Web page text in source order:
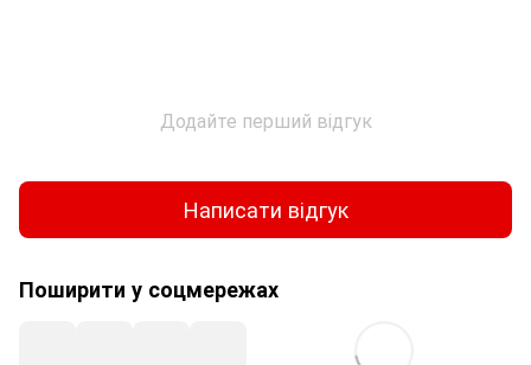
Додайте перший відгук
Написати відгук
Поширити у соцмережах